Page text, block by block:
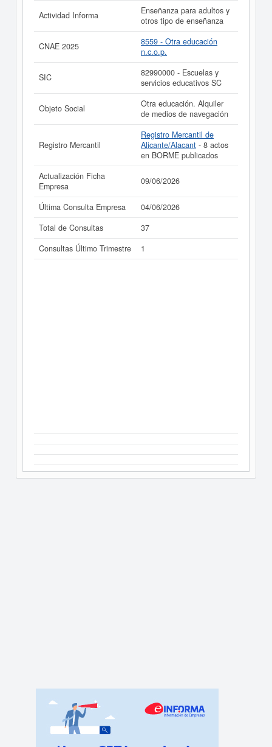
Actividad Informa
Enseñanza para adultos y
otros tipo de enseñanza
CNAE 2025
8559 - Otra educación
n.c.o.p.
SIC
82990000 - Escuelas y
servicios educativos SC
Objeto Social
Otra educación. Alquiler
de medios de navegación
Registro Mercantil
Registro Mercantil de
Alicante/Alacant - 8 actos
en BORME publicados
Actualización Ficha
Empresa
09/06/2026
Última Consulta Empresa
04/06/2026
Total de Consultas
37
Consultas Último Trimestre
1